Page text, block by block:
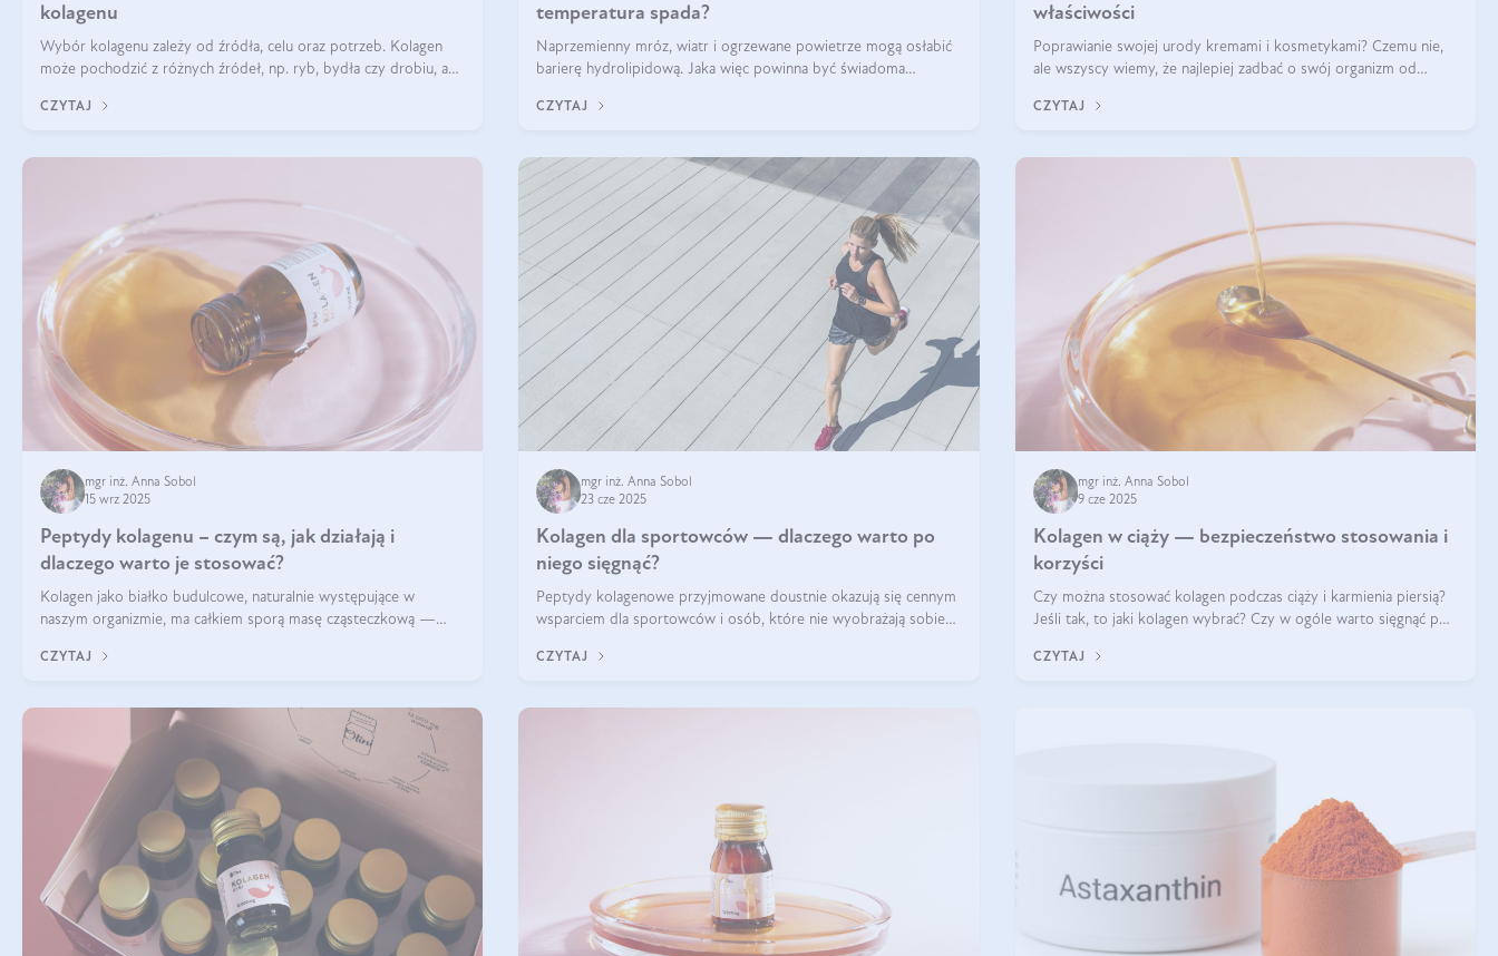
kolagenu
Wybór kolagenu zależy od źródła, celu oraz potrzeb. Kolagen
może pochodzić z różnych źródeł, np. ryb, bydła czy drobiu, a
sprawdza się kolagen rybi, a dla wspierania stawów — kolagen
CZYTAJ
temperatura spada?
Naprzemienny mróz, wiatr i ogrzewane powietrze mogą osłabić
barierę hydrolipidową. Jaka więc powinna być świadoma
CZYTAJ
właściwości
Poprawianie swojej urody kremami i kosmetykami? Czemu nie,
ale wszyscy wiemy, że najlepiej zadbać o swój organizm od
zewnętrzny prezentował się zdrowo i atrakcyjnie. Stosowanie
CZYTAJ
mgr inż. Anna Sobol
15 wrz 2025
Peptydy kolagenu – czym są, jak działają i
dlaczego warto je stosować?
Kolagen jako białko budulcowe, naturalnie występujące w
naszym organizmie, ma całkiem sporą masę cząsteczkową —
formie, byłby trudno strawialny. Aby był lepiej przyswajalny i
CZYTAJ
mgr inż. Anna Sobol
23 cze 2025
Kolagen dla sportowców — dlaczego warto po
niego sięgnąć?
Peptydy kolagenowe przyjmowane doustnie okazują się cennym
wsparciem dla sportowców i osób, które nie wyobrażają sobie
CZYTAJ
mgr inż. Anna Sobol
9 cze 2025
Kolagen w ciąży — bezpieczeństwo stosowania i
korzyści
Czy można stosować kolagen podczas ciąży i karmienia piersią?
Jeśli tak, to jaki kolagen wybrać? Czy w ogóle warto sięgnąć po
CZYTAJ